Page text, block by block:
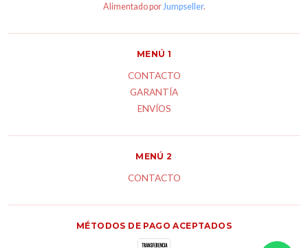
Alimentado por Jumpseller.
MENÚ 1
CONTACTO
GARANTÍA
ENVÍOS
MENÚ 2
CONTACTO
MÉTODOS DE PAGO ACEPTADOS